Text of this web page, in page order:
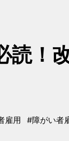
読！
雇用
タグ
#障がい者